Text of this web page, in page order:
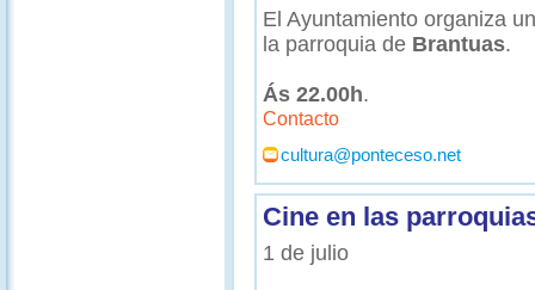
El Ayuntamiento organiza
la parroquia de Brantuas.
Ás 22.00h.
Contacto
cultura@ponteceso.net
Cine en las
1 de julio